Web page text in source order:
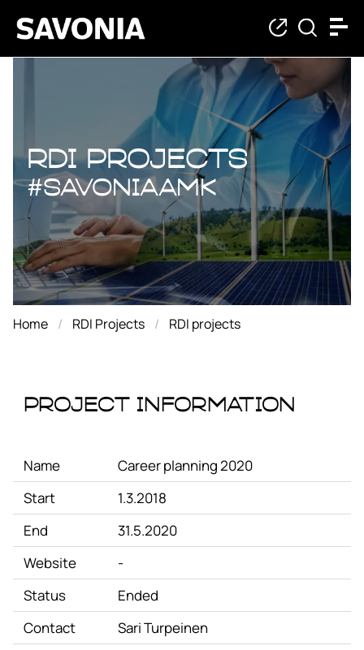
RDI projects
RDI projects
#savoniaAMK
Home RDI Projects RDI projects
Project Information
Name
Career planning 2020
Start
1.3.2018
End
31.5.2020
Website
-
Status
Ended
Contact
Sari Turpeinen